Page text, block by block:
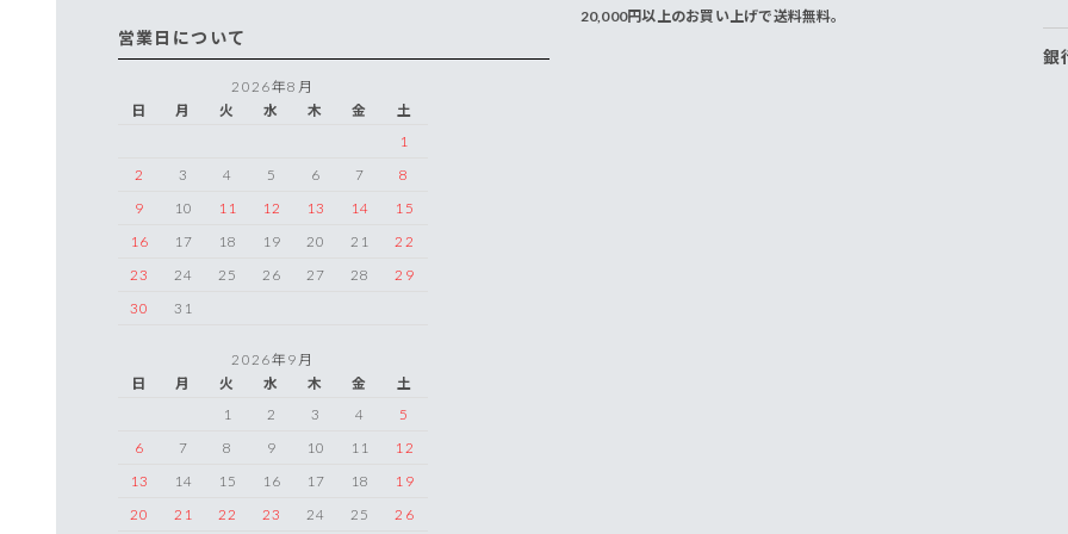
20,000円以上のお買い上げで送料無料。
銀
営業日について
2026年8月
日
月 火 水 木 金
土
1
2
3 4 5 6 7
8
9
10 11 12 13 14
15
16
17 18 19 20 21
22
23
24 25 26 27 28
29
30
31
2026年9月
日
月 火 水 木 金
土
1
2 3 4
5
6
7 8 9 10 11
12
13
14 15 16 17 18
19
20
21 22 23 24 25 26